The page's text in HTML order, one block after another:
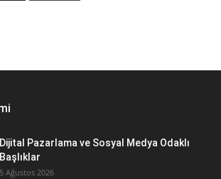
Dijital Pazarlama ve Sosyal Medya Odaklı
Başlıklar
5 Ağustos 2026